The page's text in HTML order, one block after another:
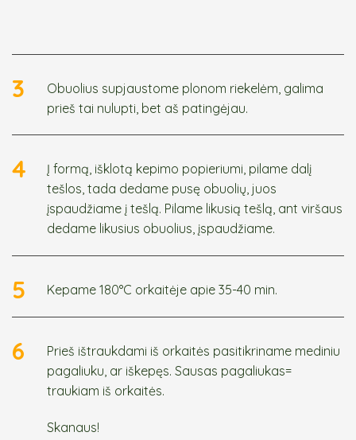
3
Obuolius supjaustome plonom riekelėm, galima
prieš tai nulupti, bet aš patingėjau.
4
Į formą, išklotą kepimo popieriumi, pilame dalį
tešlos, tada dedame pusę obuolių, juos
įspaudžiame į tešlą. Pilame likusią tešlą, ant viršaus
dedame likusius obuolius, įspaudžiame.
5 Kepame 180°C orkaitėje apie 35-40 min.
6
Prieš ištraukdami iš orkaitės pasitikriname mediniu
pagaliuku, ar iškepęs. Sausas pagaliukas=
traukiam iš orkaitės.
Skanaus!